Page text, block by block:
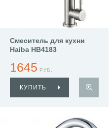
Смеситель для кухни
Haiba HB4183
1645 РУБ.
КУПИТЬ